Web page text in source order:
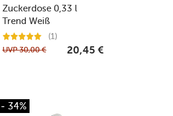
Zuckerdose 0,33 l
Trend Weiß
(1)
UVP30,00 € 20,45 €
- 34%